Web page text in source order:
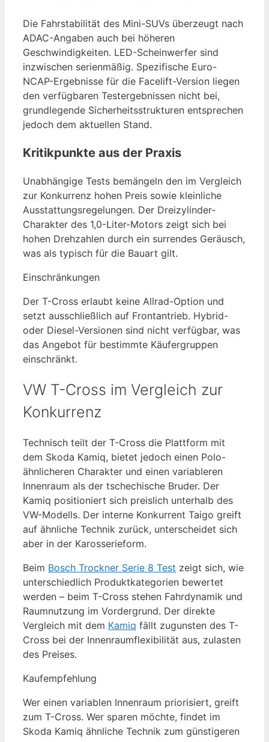
Die Fahrstabilität des Mini-SUVs überzeugt nach
ADAC-Angaben auch bei höheren
Geschwindigkeiten. LED-Scheinwerfer sind
inzwischen serienmäßig. Spezifische Euro-
NCAP-Ergebnisse für die Facelift-Version liegen
den verfügbaren Testergebnissen nicht bei,
grundlegende Sicherheitsstrukturen entsprechen
jedoch dem aktuellen Stand.
Kritikpunkte aus der Praxis
Unabhängige Tests bemängeln den im Vergleich
zur Konkurrenz hohen Preis sowie kleinliche
Ausstattungsregelungen. Der Dreizylinder-
Charakter des 1,0-Liter-Motors zeigt sich bei
hohen Drehzahlen durch ein surrendes Geräusch,
was als typisch für die Bauart gilt.
Einschränkungen
Der T-Cross erlaubt keine Allrad-Option und
setzt ausschließlich auf Frontantrieb. Hybrid-
oder Diesel-Versionen sind nicht verfügbar, was
das Angebot für bestimmte Käufergruppen
einschränkt.
VW T-Cross im Vergleich zur
Konkurrenz
Technisch teilt der T-Cross die Plattform mit
dem Skoda Kamiq, bietet jedoch einen Polo-
ähnlicheren Charakter und einen variableren
Innenraum als der tschechische Bruder. Der
Kamiq positioniert sich preislich unterhalb des
VW-Modells. Der interne Konkurrent Taigo greift
auf ähnliche Technik zurück, unterscheidet sich
aber in der Karosserieform.
Beim Bosch Trockner Serie 8 Test zeigt sich, wie
unterschiedlich Produktkategorien bewertet
werden – beim T-Cross stehen Fahrdynamik und
Raumnutzung im Vordergrund. Der direkte
Vergleich mit dem Kamiq fällt zugunsten des T-
Cross bei der Innenraumflexibilität aus, zulasten
des Preises.
Kaufempfehlung
Wer einen variablen Innenraum priorisiert, greift
zum T-Cross. Wer sparen möchte, findet im
Skoda Kamiq ähnliche Technik zum günstigeren